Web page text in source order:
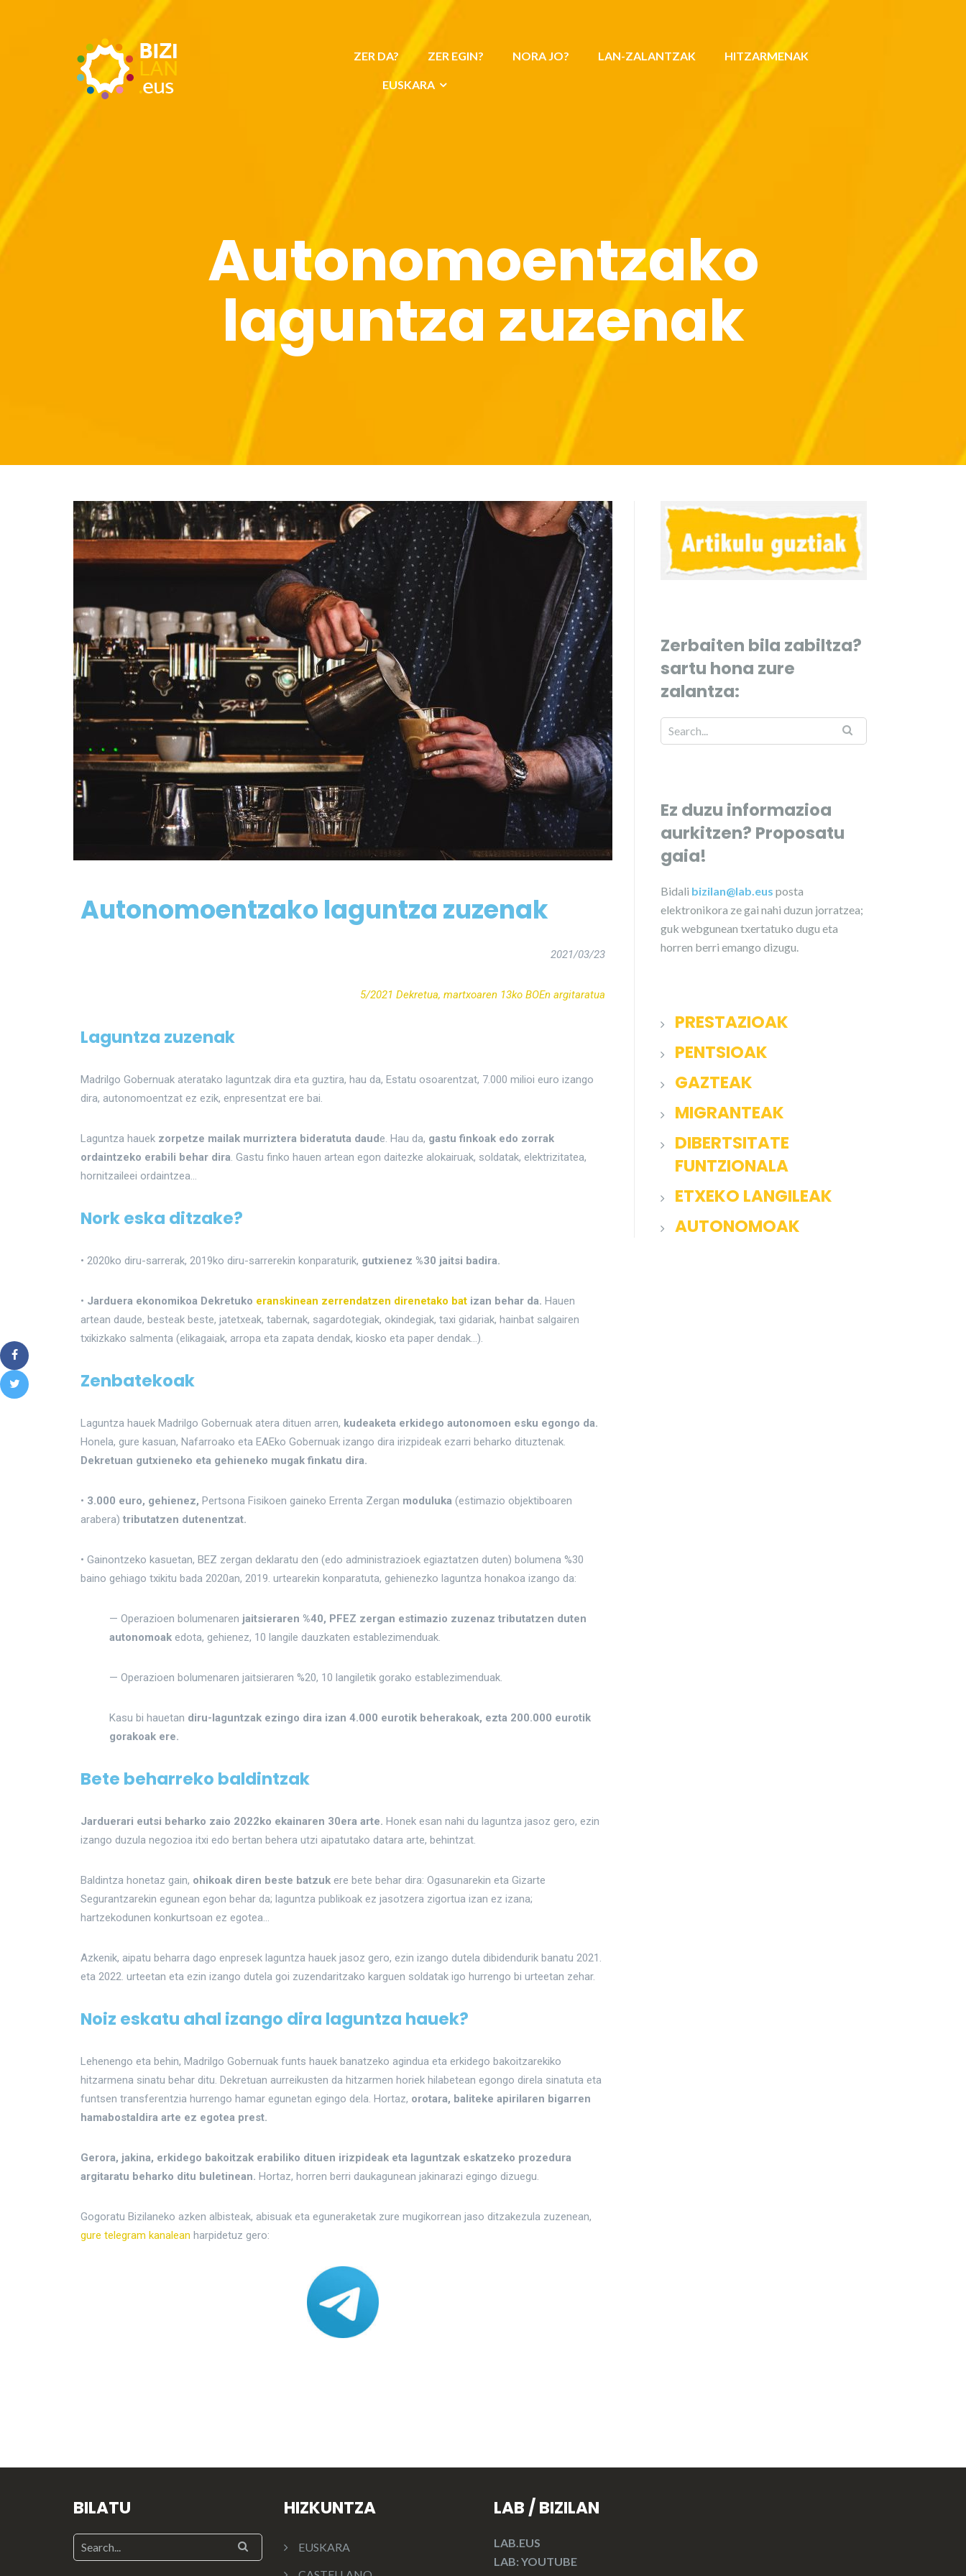
ZER DA? ZER EGIN? NORA JO? LAN-ZALANTZAK HITZARMENAK
EUSKARA
Autonomoentzako
laguntza zuzenak
Autonomoentzako laguntza zuzenak
2021/03/23
5/2021 Dekretua, martxoaren 13ko BOEn argitaratua
Laguntza zuzenak
Madrilgo Gobernuak ateratako laguntzak dira eta guztira, hau da, Estatu osoarentzat, 7.000 milioi euro izango
dira, autonomoentzat ez ezik, enpresentzat ere bai.
Laguntza hauek zorpetze mailak murriztera bideratuta daude. Hau da, gastu finkoak edo zorrak
ordaintzeko erabili behar dira. Gastu finko hauen artean egon daitezke alokairuak, soldatak, elektrizitatea,
hornitzaileei ordaintzea…
Nork eska ditzake?
• 2020ko diru-sarrerak, 2019ko diru-sarrerekin konparaturik, gutxienez %30 jaitsi badira.
• Jarduera ekonomikoa Dekretuko eranskinean zerrendatzen direnetako bat izan behar da. Hauen
artean daude, besteak beste, jatetxeak, tabernak, sagardotegiak, okindegiak, taxi gidariak, hainbat salgairen
txikizkako salmenta (elikagaiak, arropa eta zapata dendak, kiosko eta paper dendak…).
Zenbatekoak
Laguntza hauek Madrilgo Gobernuak atera dituen arren, kudeaketa erkidego autonomoen esku egongo da.
Honela, gure kasuan, Nafarroako eta EAEko Gobernuak izango dira irizpideak ezarri beharko dituztenak.
Dekretuan gutxieneko eta gehieneko mugak finkatu dira.
• 3.000 euro, gehienez, Pertsona Fisikoen gaineko Errenta Zergan moduluka (estimazio objektiboaren
arabera) tributatzen dutenentzat.
• Gainontzeko kasuetan, BEZ zergan deklaratu den (edo administrazioek egiaztatzen duten) bolumena %30
baino gehiago txikitu bada 2020an, 2019. urtearekin konparatuta, gehienezko laguntza honakoa izango da:
— Operazioen bolumenaren jaitsieraren %40, PFEZ zergan estimazio zuzenaz tributatzen duten
autonomoak edota, gehienez, 10 langile dauzkaten establezimenduak.
— Operazioen bolumenaren jaitsieraren %20, 10 langiletik gorako establezimenduak.
Kasu bi hauetan diru-laguntzak ezingo dira izan 4.000 eurotik beherakoak, ezta 200.000 eurotik
gorakoak ere.
Bete beharreko baldintzak
Jarduerari eutsi beharko zaio 2022ko ekainaren 30era arte. Honek esan nahi du laguntza jasoz gero, ezin
izango duzula negozioa itxi edo bertan behera utzi aipatutako datara arte, behintzat.
Baldintza honetaz gain, ohikoak diren beste batzuk ere bete behar dira: Ogasunarekin eta Gizarte
Segurantzarekin egunean egon behar da; laguntza publikoak ez jasotzera zigortua izan ez izana;
hartzekodunen konkurtsoan ez egotea…
Azkenik, aipatu beharra dago enpresek laguntza hauek jasoz gero, ezin izango dutela dibidendurik banatu 2021.
eta 2022. urteetan eta ezin izango dutela goi zuzendaritzako karguen soldatak igo hurrengo bi urteetan zehar.
Noiz eskatu ahal izango dira laguntza hauek?
Lehenengo eta behin, Madrilgo Gobernuak funts hauek banatzeko agindua eta erkidego bakoitzarekiko
hitzarmena sinatu behar ditu. Dekretuan aurreikusten da hitzarmen horiek hilabetean egongo direla sinatuta eta
funtsen transferentzia hurrengo hamar egunetan egingo dela. Hortaz, orotara, baliteke apirilaren bigarren
hamabostaldira arte ez egotea prest.
Gerora, jakina, erkidego bakoitzak erabiliko dituen irizpideak eta laguntzak eskatzeko prozedura
argitaratu beharko ditu buletinean. Hortaz, horren berri daukagunean jakinarazi egingo dizuegu.
Gogoratu Bizilaneko azken albisteak, abisuak eta eguneraketak zure mugikorrean jaso ditzakezula zuzenean,
gure telegram kanalean harpidetuz gero:
Zerbaiten bila zabiltza?
sartu hona zure
zalantza:
Ez duzu informazioa
aurkitzen? Proposatu
gaia!
Bidali bizilan@lab.eus posta
elektronikora ze gai nahi duzun jorratzea;
guk webgunean txertatuko dugu eta
horren berri emango dizugu.
PRESTAZIOAK
PENTSIOAK
GAZTEAK
MIGRANTEAK
DIBERTSITATE
FUNTZIONALA
ETXEKO LANGILEAK
AUTONOMOAK
BILATU HIZKUNTZA
EUSKARA
LAB / BIZILAN
LAB.EUS
LAB: YOUTUBE